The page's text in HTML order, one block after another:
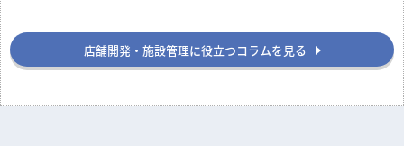
店舗開発・施設管理に役立つコラムを見る